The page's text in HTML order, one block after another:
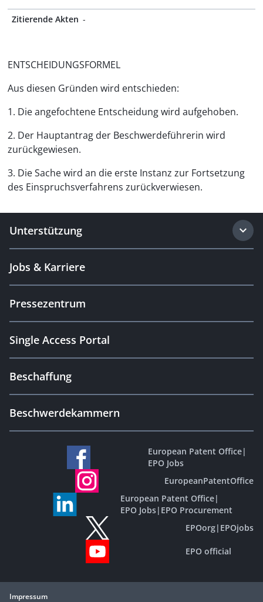
Zitierende Akten -
ENTSCHEIDUNGSFORMEL
Aus diesen Gründen wird entschieden:
1. Die angefochtene Entscheidung wird aufgehoben.
2. Der Hauptantrag der Beschwerdeführerin wird
zurückgewiesen.
3. Die Sache wird an die erste Instanz zur Fortsetzung
des Einspruchsverfahrens zurückverwiesen.
Unterstützung
Jobs & Karriere
Pressezentrum
Single Access Portal
Beschaffung
Beschwerdekammern
European Patent Office|
EPO Jobs
EuropeanPatentOffice
European Patent Office|
EPO Jobs| EPO Procurement
EPOorg| EPOjobs
EPO official
Impressum